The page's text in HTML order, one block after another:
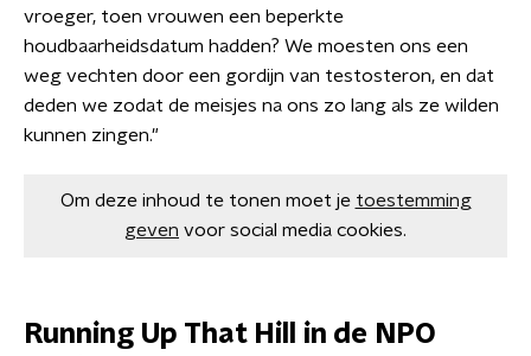
vroeger, toen vrouwen een beperkte
houdbaarheidsdatum hadden? We moesten ons een
weg vechten door een gordijn van testosteron, en dat
deden we zodat de meisjes na ons zo lang als ze wilden
kunnen zingen."
Om deze inhoud te tonen moet je toestemming
geven voor social media cookies.
Running Up That Hill in de NPO